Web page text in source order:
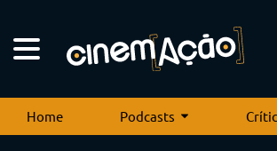
Home Podcasts